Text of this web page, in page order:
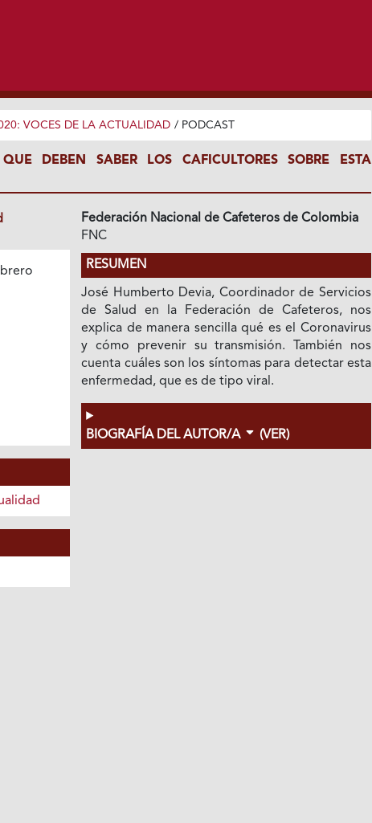
VOCES DE LA ACTUALIDAD / PODCAST
DEBEN SABER LOS CAFICULTORES SOBRE ESTA
Federación Nacional de Cafeteros de Colombia
FNC
RESUMEN
José Humberto Devia, Coordinador de Servicios
de Salud en la Federación de Cafeteros, nos
explica de manera sencilla qué es el Coronavirus
y cómo prevenir su transmisión. También nos
cuenta cuáles son los síntomas para detectar esta
enfermedad, que es de tipo viral.
BIOGRAFÍA DEL AUTOR/A (VER)